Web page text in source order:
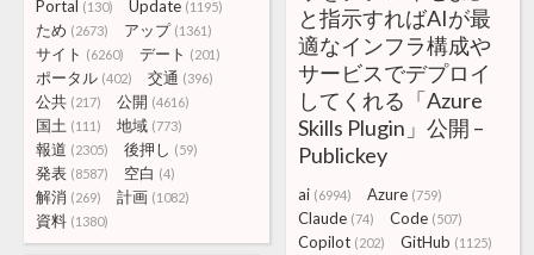
Portal (130) Update (1195)
ため (2673) アップ (1361)
サイト (6260) デート (201)
ポータル (402) 交通 (396)
公共 (217) 公開 (4616)
国土 (111) 地域 (773)
報道 (2305) 後押し (59)
発表 (8587) 空白 (4)
解消 (269) 計画 (1082)
資料 (1380)
と指示すればAIが最
適なインフラ構成や
サービスでデプロイ
してくれる「Azure
Skills Plugin」公開 –
Publickey
ai (6994) Azure (759)
Claude (74) Code (507)
Copilot (202) GitHub (1125)